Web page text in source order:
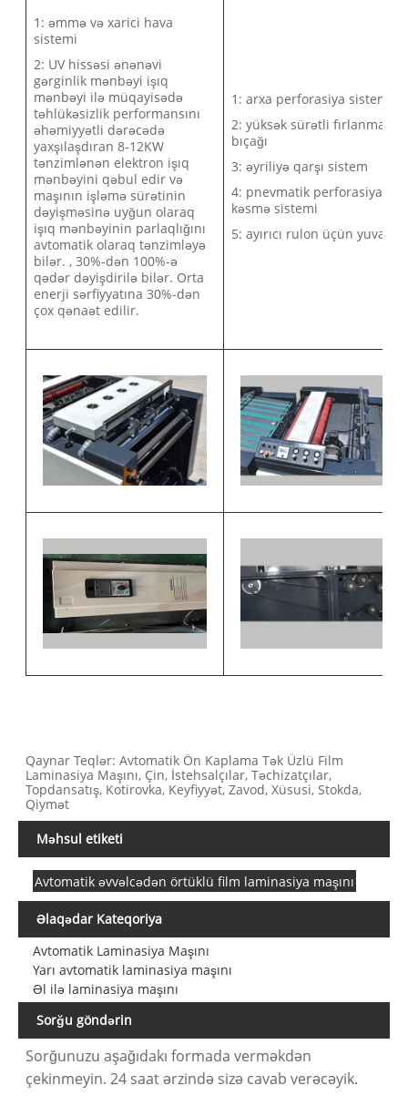
1: əmmə və xarici hava
sistemi
2: UV hissəsi ənənəvi
gərginlik mənbəyi işıq
mənbəyi ilə müqayisədə
təhlükəsizlik performansını
əhəmiyyətli dərəcədə
yaxşılaşdıran 8-12KW
tənzimlənən elektron işıq
mənbəyini qəbul edir və
maşının işləmə sürətinin
dəyişməsinə uyğun olaraq
işıq mənbəyinin parlaqlığını
avtomatik olaraq tənzimləyə
bilər. , 30%-dən 100%-ə
qədər dəyişdirilə bilər. Orta
enerji sərfiyyatına 30%-dən
çox qənaət edilir.
1: arxa perforasiya sistemi
2: yüksək sürətli fırlanma
bıçağı
3: əyriliyə qarşı sistem
4: pnevmatik perforasiya
kəsmə sistemi
5: ayırıcı rulon üçün yuva
Qaynar Teqlər: Avtomatik Ön Kaplama Tək Üzlü Film
Laminasiya Maşını, Çin, İstehsalçılar, Təchizatçılar,
Topdansatış, Kotirovka, Keyfiyyət, Zavod, Xüsusi, Stokda,
Qiymət
Məhsul etiketi
Avtomatik əvvəlcədən örtüklü film laminasiya maşını
Əlaqədar Kateqoriya
Avtomatik Laminasiya Maşını
Yarı avtomatik laminasiya maşını
Əl ilə laminasiya maşını
Sorğu göndərin
Sorğunuzu aşağıdakı formada verməkdən
çekinmeyin. 24 saat ərzində sizə cavab verəcəyik.